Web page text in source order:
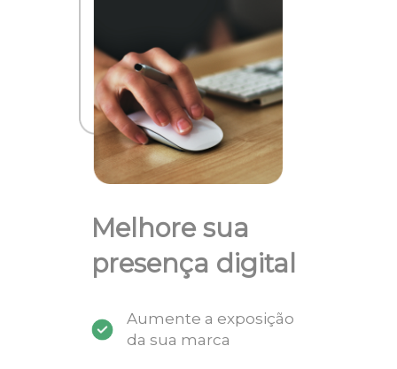
Melhore sua
presença digital
Aumente a exposição
da sua marca